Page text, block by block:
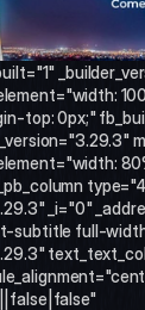
top: 0px;"
_i="0"
subtitle full-